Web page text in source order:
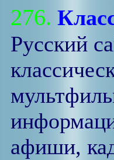
276.
Русский
афиши,